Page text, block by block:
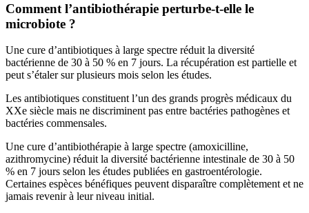
Comment l’antibiothérapie perturbe-t-elle le
microbiote ?
Une cure d’antibiotiques à large spectre réduit la diversité
bactérienne de 30 à 50 % en 7 jours. La récupération est partielle et
peut s’étaler sur plusieurs mois selon les études.
Les antibiotiques constituent l’un des grands progrès médicaux du
XXe siècle mais ne discriminent pas entre bactéries pathogènes et
bactéries commensales.
Une cure d’antibiothérapie à large spectre (amoxicilline,
azithromycine) réduit la diversité bactérienne intestinale de 30 à 50
% en 7 jours selon les études publiées en gastroentérologie.
Certaines espèces bénéfiques peuvent disparaître complètement et ne
jamais revenir à leur niveau initial.